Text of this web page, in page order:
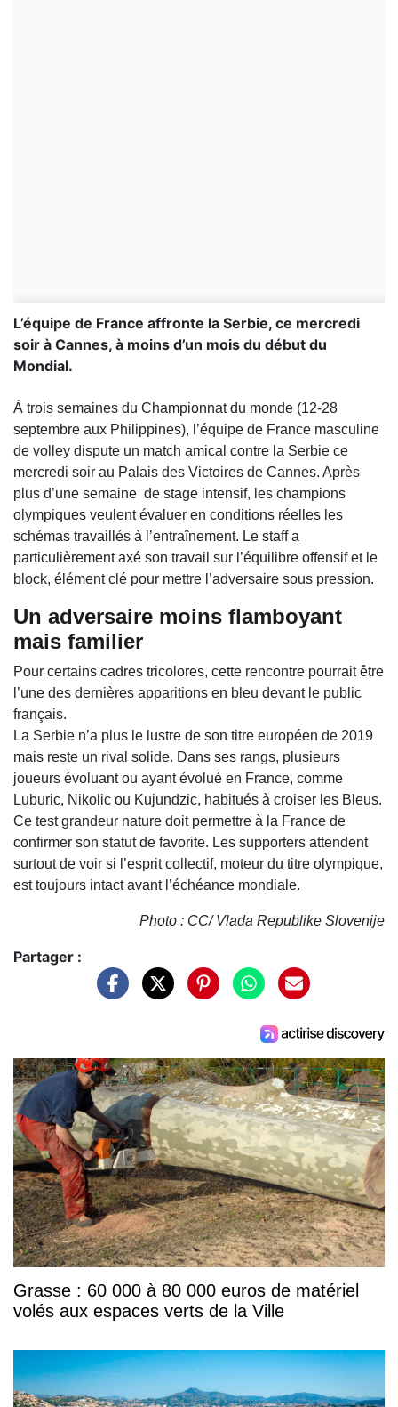
L’équipe de France affronte la Serbie, ce mercredi
soir à Cannes, à moins d’un mois du début du
Mondial.
À trois semaines du Championnat du monde (12-28
septembre aux Philippines), l’équipe de France masculine
de volley dispute un match amical contre la Serbie ce
mercredi soir au Palais des Victoires de Cannes. Après
plus d’une semaine de stage intensif, les champions
olympiques veulent évaluer en conditions réelles les
schémas travaillés à l’entraînement. Le staff a
particulièrement axé son travail sur l’équilibre offensif et le
block, élément clé pour mettre l’adversaire sous pression.
Un adversaire moins flamboyant
mais familier
Pour certains cadres tricolores, cette rencontre pourrait être
l’une des dernières apparitions en bleu devant le public
français.
La Serbie n’a plus le lustre de son titre européen de 2019
mais reste un rival solide. Dans ses rangs, plusieurs
joueurs évoluant ou ayant évolué en France, comme
Luburic, Nikolic ou Kujundzic, habitués à croiser les Bleus.
Ce test grandeur nature doit permettre à la France de
confirmer son statut de favorite. Les supporters attendent
surtout de voir si l’esprit collectif, moteur du titre olympique,
est toujours intact avant l’échéance mondiale.
Photo : CC/ Vlada Republike Slovenije
Partager :
Grasse : 60 000 à 80 000 euros de matériel
volés aux espaces verts de la Ville